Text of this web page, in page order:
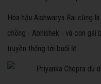
Hoa hậu Aishwarya Rai cũng
chồng - Abhishek - và con gái
truyền thống tới buổi lễ.